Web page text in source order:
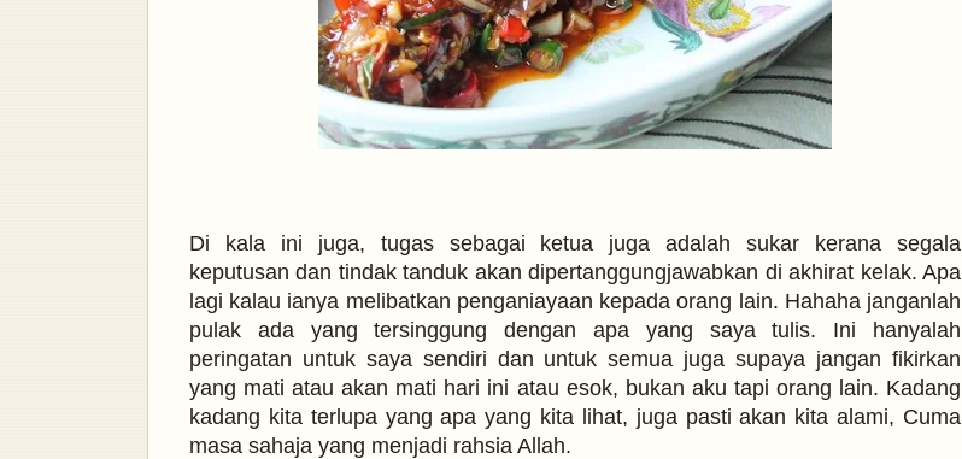
Di kala ini juga, tugas sebagai ketua juga adalah sukar kerana segala
keputusan dan tindak tanduk akan dipertanggungjawabkan di akhirat kelak. Apa
lagi kalau ianya melibatkan penganiayaan kepada orang lain. Hahaha janganlah
pulak ada yang tersinggung dengan apa yang saya tulis. Ini hanyalah
peringatan untuk saya sendiri dan untuk semua juga supaya jangan fikirkan
yang mati atau akan mati hari ini atau esok, bukan aku tapi orang lain. Kadang
kadang kita terlupa yang apa yang kita lihat, juga pasti akan kita alami, Cuma
masa sahaja yang menjadi rahsia Allah.